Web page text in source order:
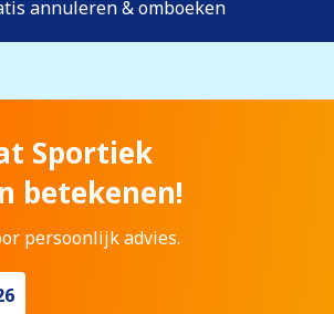
annuleren & omboeken
Sportiek
betekenen!
persoonlijk advies.